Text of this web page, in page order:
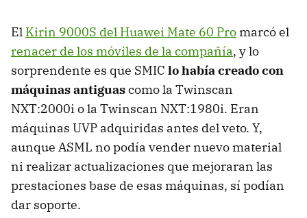
El Kirin 9000S del Huawei Mate 60 Pro marcó el
renacer de los móviles de la compañía, y lo
sorprendente es que SMIC lo había creado con
máquinas antiguascomo la Twinscan
NXT:2000i o la Twinscan NXT:1980i. Eran
máquinas UVP adquiridas antes del veto. Y,
aunque ASML no podía vender nuevo material
ni realizar actualizaciones que mejoraran las
prestaciones base de esas máquinas, sí podían
dar soporte.